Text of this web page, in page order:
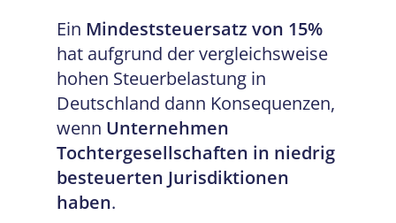
Ein Mindeststeuersatz von 15%
hat aufgrund der vergleichsweise
hohen Steuerbelastung in
Deutschland dann Konsequenzen,
wenn Unternehmen
Tochtergesellschaften in niedrig
besteuerten Jurisdiktionen
haben.